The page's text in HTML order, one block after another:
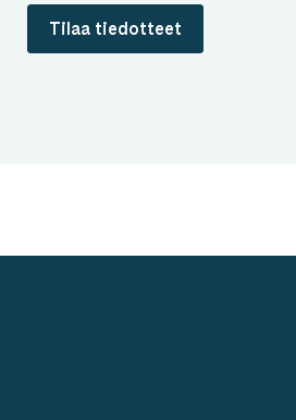
Tilaa tiedotteet